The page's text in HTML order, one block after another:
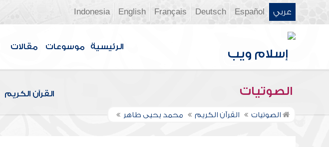
عربي Español
Deutsch
Français
English
Indonesia
الرئيسية موسوعات مقالات
الصوتيات القرآن الكريم
الصوتيات القرآن الكريم محمد يحيى طاهر